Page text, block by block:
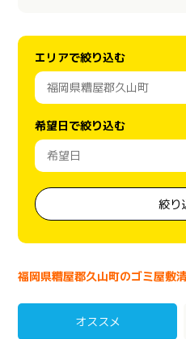
エリアで絞り込む
希望日で絞り込む
絞り
福岡県糟屋郡久山町のゴミ屋敷
オススメ